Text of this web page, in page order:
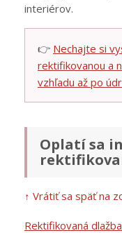
interiérov.
👉 Nechajte si
rektifikovanou a
vzhľadu až po
Oplatí sa
↑ Vrátiť sa späť na
Rektifikovaná dlažba